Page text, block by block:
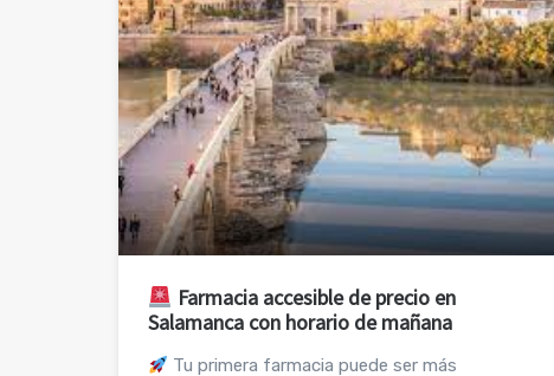
Farmacia accesible de precio en
Salamanca con horario de mañana
Tu primera farmacia puede ser más